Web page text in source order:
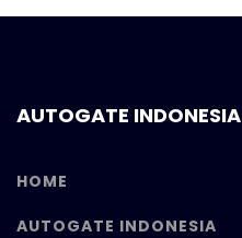
AUTOGATE INDONESIA
HOME
AUTOGATE INDONESIA